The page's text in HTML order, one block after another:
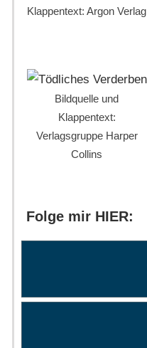
Klappentext: Argon Verlag
Bildquelle und
Klappentext:
Verlagsgruppe Harper
Collins
Folge mir HIER: